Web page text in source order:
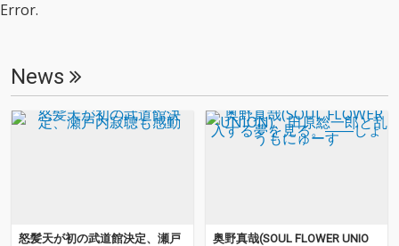
Error.
News
怒髪天が初の武道館決定、瀬戸
奥野真哉(SOUL FLOWER UNIO